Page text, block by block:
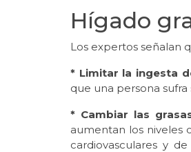
Hígado
Los expertos señalan
* Limitar la ingesta
que una persona sufra
* Cambiar las
aumentan los niveles
cardiovasculares y